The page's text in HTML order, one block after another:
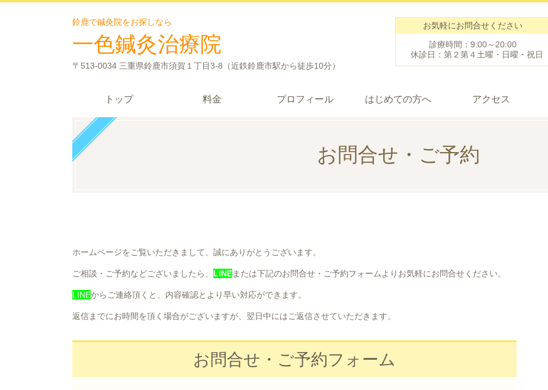
鈴鹿で鍼灸院をお探しなら
一色鍼灸治療院
〒513-0034 三重県鈴鹿市須賀１丁目3-8（近鉄鈴鹿市駅から徒歩10分）
お気軽にお問合せください
診療時間：9:00～20:00
休診日：第２第４土曜・日曜・祝日
トップ 料金 プロフィール はじめての方へ アクセス
お問合せ・ご予約
ホームページをご覧いただきまして、誠にありがとうございます。
ご相談・ご予約などございましたら、 LINEまたは下記のお問合せ・ご予約フォームよりお気軽にお問合せください。
LINEからご連絡頂くと、内容確認とより早い対応ができます。
返信までにお時間を頂く場合がございますが、翌日中にはご返信させていただきます。
お問合せ・ご予約フォーム